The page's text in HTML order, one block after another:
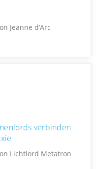
Jeanne d’Arc
verbinden
Lichtlord Metatron